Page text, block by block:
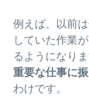
例えば、以前
していた作業
るようになり
重要な仕事に
わけです。